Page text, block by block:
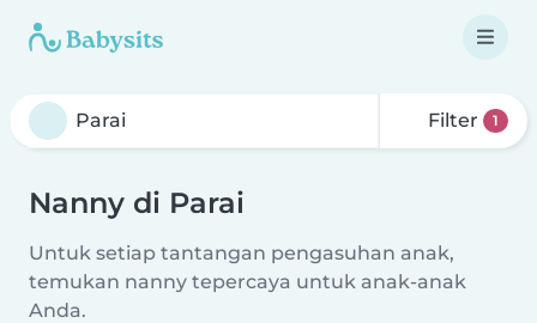
Filter 1
Nanny di Parai
Untuk setiap tantangan pengasuhan anak,
temukan nanny tepercaya untuk anak-anak
Anda.